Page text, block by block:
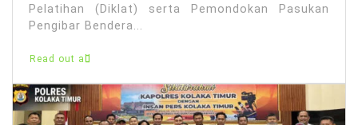
Pelatihan (Diklat) serta Pemondokan Pasukan
Pengibar Bendera...
Read out all